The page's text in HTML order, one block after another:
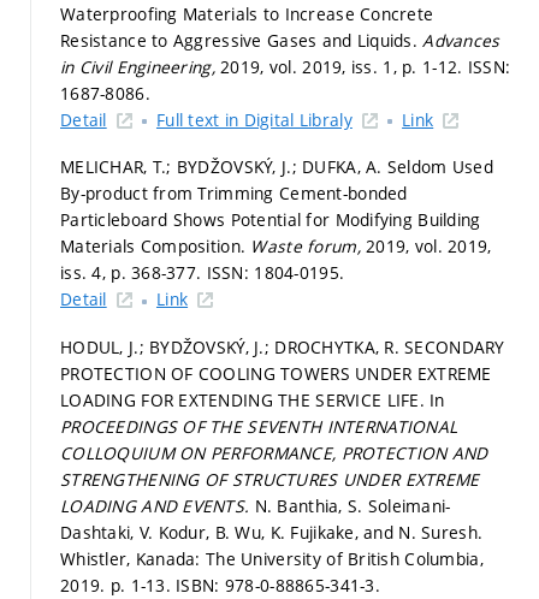
Waterproofing Materials to Increase Concrete
Resistance to Aggressive Gases and Liquids.Advances
in Civil Engineering,2019, vol. 2019, iss. 1, p. 1-12. ISSN:
1687-8086.
Detail
Full text in Digital Libraly Link
MELICHAR, T.; BYDŽOVSKÝ, J.; DUFKA, A. Seldom Used
By-product from Trimming Cement-bonded
Particleboard Shows Potential for Modifying Building
Materials Composition. Waste forum,2019, vol. 2019,
iss. 4, p. 368-377. ISSN: 1804-0195.
Detail
Link
HODUL, J.; BYDŽOVSKÝ, J.; DROCHYTKA, R. SECONDARY
PROTECTION OF COOLING TOWERS UNDER EXTREME
LOADING FOR EXTENDING THE SERVICE LIFE. In
PROCEEDINGS OF THE SEVENTH INTERNATIONAL
COLLOQUIUM ON PERFORMANCE, PROTECTION AND
STRENGTHENING OF STRUCTURES UNDER EXTREME
LOADING AND EVENTS. N. Banthia, S. Soleimani-
Dashtaki, V. Kodur, B. Wu, K. Fujikake, and N. Suresh.
Whistler, Kanada: The University of British Columbia,
2019. p. 1-13. ISBN: 978-0-88865-341-3.